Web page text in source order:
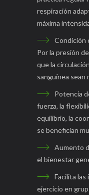
respiración
máxima
Condición
Por la presión
que la
sanguínea sean
Potencia
fuerza, la
equilibrio, la
se benefician
Aumento
el bienestar
Facilita las
ejercicio en